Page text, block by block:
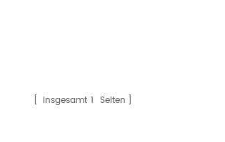
insgesamt 1 Seiten